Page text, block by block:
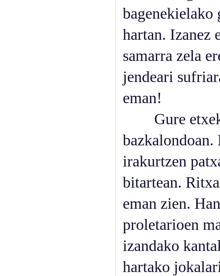
bagenekielako
hartan. Izanez
samarra zela
jendeari
eman!
Gure
irakurtzen
bitartean.
eman zien.
proletarioen
izandako
hartako